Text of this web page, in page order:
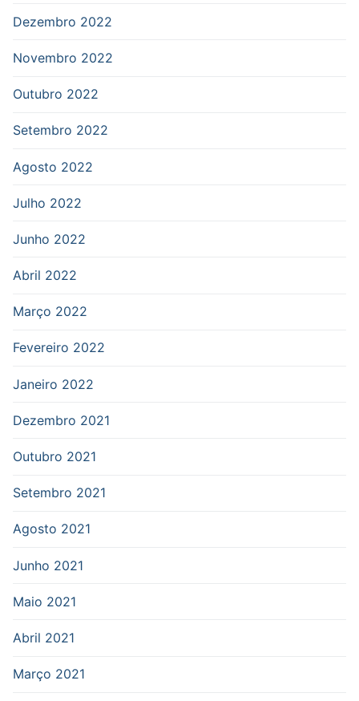
Dezembro 2022
Novembro 2022
Outubro 2022
Setembro 2022
Agosto 2022
Julho 2022
Junho 2022
Abril 2022
Março 2022
Fevereiro 2022
Janeiro 2022
Dezembro 2021
Outubro 2021
Setembro 2021
Agosto 2021
Junho 2021
Maio 2021
Abril 2021
Março 2021